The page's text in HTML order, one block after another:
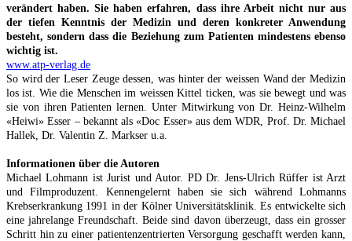
verändert haben. Sie haben erfahren, dass ihre Arbeit nicht nur aus
der tiefen Kenntnis der Medizin und deren konkreter Anwendung
besteht, sondern dass die Beziehung zum Patienten mindestens ebenso
wichtig ist.
www.atp-verlag.de
So wird der Leser Zeuge dessen, was hinter der weissen Wand der Medizin
los ist. Wie die Menschen im weissen Kittel ticken, was sie bewegt und was
sie von ihren Patienten lernen. Unter Mitwirkung von Dr. Heinz-Wilhelm
«Heiwi» Esser – bekannt als «Doc Esser» aus dem WDR, Prof. Dr. Michael
Hallek, Dr. Valentin Z. Markser u.a.
Informationen über die Autoren
Michael Lohmann ist Jurist und Autor. PD Dr. Jens-Ulrich Rüffer ist Arzt
und Filmproduzent. Kennengelernt haben sie sich während Lohmanns
Krebserkrankung 1991 in der Kölner Universitätsklinik. Es entwickelte sich
eine jahrelange Freundschaft. Beide sind davon überzeugt, dass ein grosser
Schritt hin zu einer patientenzentrierten Versorgung geschafft werden kann,